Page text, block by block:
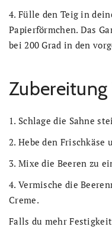
4. Fülle den Teig in
Papierförmchen. Das
bei 200 Grad in den
Zubereitung
1. Schlage die Sahne
2. Hebe den
3. Mixe die Beeren zu
4. Vermische die
Creme.
Falls du mehr